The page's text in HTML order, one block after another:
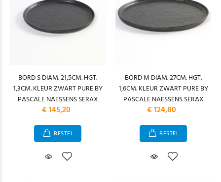
BORD S DIAM. 21,5CM. HGT.
1,3CM. KLEUR ZWART PURE BY
PASCALE NAESSENS SERAX
€ 145,20
BESTEL
BORD M DIAM. 27CM. HGT.
1,6CM. KLEUR ZWART PURE BY
PASCALE NAESSENS SERAX
€ 124,80
BESTEL